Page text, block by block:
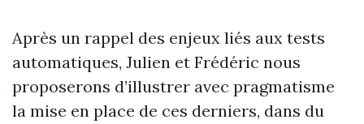
Après un rappel des enjeux liés aux tests
automatiques, Julien et Frédéric nous
proposerons d’illustrer avec pragmatisme
la mise en place de ces derniers, dans du